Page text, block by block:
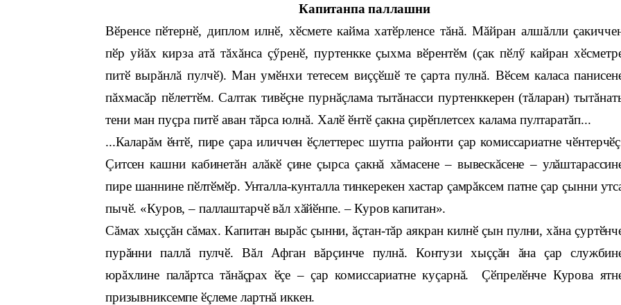
Капитанпа паллашни
Вӗренсе пӗтернӗ, диплом илнӗ, хӗсмете кайма хатӗрленсе тăнă. Мăйран алшăлли
пӗр уйăх кирза атă тăхăнса çӳренӗ, пуртенкке çыхма вӗрентӗм (çак пӗлӳ кайран
питӗ вырăнлă пулчӗ). Ман умӗнхи тетесем виççӗшӗ те çарта пулнă. Вӗсем каласа
пăхмасăр пӗлеттӗм. Салтак тивӗçне пурнăçлама тытăнасси пуртенккерен (тăларан)
тени ман пуçра питӗ аван тăрса юлнă. Халӗ ӗнтӗ çакна çирӗплетсех калама пултаратăп...
...Каларăм ӗнтӗ, пире çара иличчен ӗçлеттерес шутпа районти çар комиссариатне
Çитсен кашни кабинетăн алăкӗ çине çырса çакнă хăмасене – вывескăсене –
пире шаннине пӗлтӗмӗр. Унталла-кунталла тинкерекен хастар çамрăксем патне çар çынни
пычӗ. «Куров, – паллаштарчӗ вăл хăйӗнпе. – Куров капитан».
Сăмах хыççăн сăмах. Капитан вырăс çынни, ăçтан-тăр аякран килнӗ çын пулни, хăна
пурăнни паллă пулчӗ. Вăл Афган вăрçинче пулнă. Контузи хыççăн ăна çар
юрăхлине палăртса тăнăçрах ӗçе – çар комиссариатне куçарнă. Çӗпрелӗнче Курова
призывниксемпе ӗçлеме лартнă иккен.